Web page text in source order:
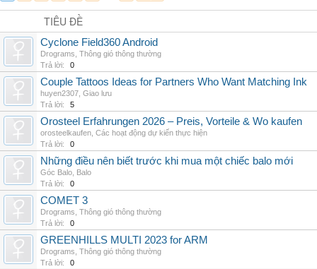
TIÊU ĐỀ
Cyclone Field360 Android
Drograms Thông gió thông thường
Trả lời:
0
Couple Tattoos Ideas for Partners Who Want Matching Ink
huyen2307 Giao lưu
Trả lời:
5
Orosteel Erfahrungen 2026 – Preis, Vorteile & Wo kaufen
orosteelkaufen Các hoạt động dự kiến thực hiện
Trả lời:
0
Những điều nên biết trước khi mua một chiếc balo mới
Góc Balo Balo
Trả lời:
0
COMET 3
Drograms Thông gió thông thường
Trả lời:
0
GREENHILLS MULTI 2023 for ARM
Drograms Thông gió thông thường
Trả lời:
0